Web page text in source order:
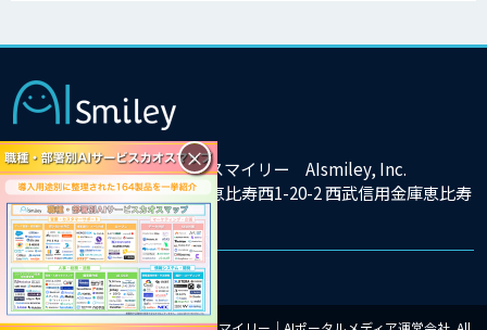
株式会社アイスマイリー AIsmiley, Inc.
東京都渋谷区恵比寿西1-20-2 西武信用金庫恵比寿
ビル9F
×